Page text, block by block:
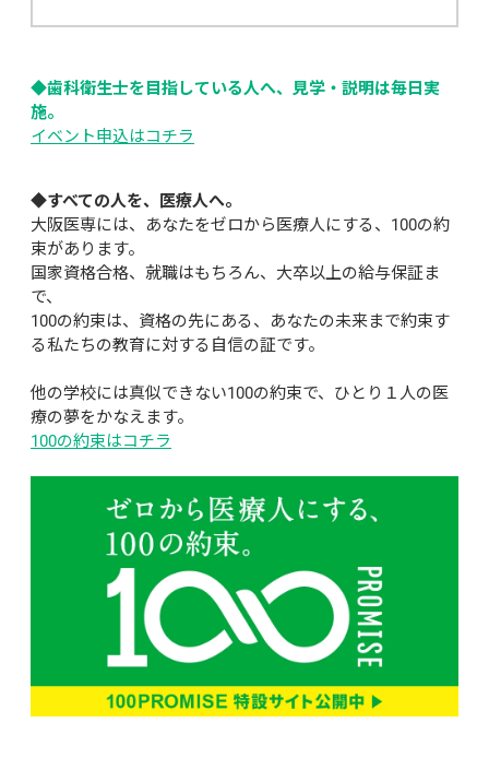
◆歯科衛生士を目指している人へ、見学・説明は毎日実
施。
イベント申込はコチラ
◆すべての人を、医療人へ。
大阪医専には、あなたをゼロから医療人にする、100の約
束があります。
国家資格合格、就職はもちろん、大卒以上の給与保証ま
で、
100の約束は、資格の先にある、あなたの未来まで約束す
る私たちの教育に対する自信の証です。
他の学校には真似できない100の約束で、ひとり１人の医
療の夢をかなえます。
100の約束はコチラ